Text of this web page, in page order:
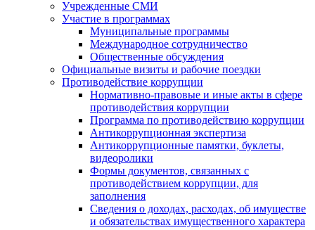
Учрежденные СМИ
Участие в программах
Муниципальные программы
Международное сотрудничество
Общественные обсуждения
Официальные визиты и рабочие поездки
Противодействие коррупции
Нормативно-правовые и иные акты в сфере
противодействия коррупции
Программа по противодействию коррупции
Антикоррупционная экспертиза
Антикоррупционные памятки, буклеты,
видеоролики
Формы документов, связанных с
противодействием коррупции, для
заполнения
Сведения о доходах, расходах, об имуществе
и обязательствах имущественного характера